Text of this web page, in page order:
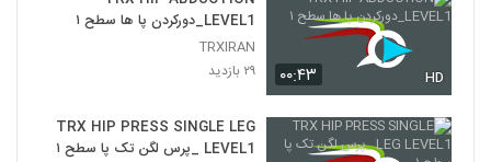
۰۰:۴۳ HD
LEVEL1_دورکردن پا ها سطح ۱
TRXIRAN
۲۹ بازدید
TRX HIP PRESS SINGLE LEG
LEVEL1 _پرس لگن تک پا سطح ۱